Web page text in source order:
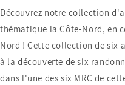
Découvrez notre collection
thématique la Côte-Nord, en
Nord ! Cette collection de six
à la découverte de six
dans l'une des six MRC de